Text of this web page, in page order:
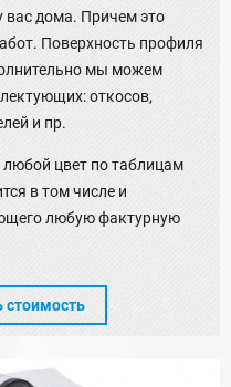
вас дома. Причем это
Поверхность профиля
мы можем
откосов,
и пр.
цвет по таблицам
в том числе и
любую фактурную
стоимость